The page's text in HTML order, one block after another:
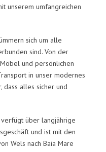
unserem umfangreichen
sich um alle
sind. Von der
und persönlichen
in unser modernes
dass alles sicher und
über langjährige
und ist mit den
Wels nach Baia Mare